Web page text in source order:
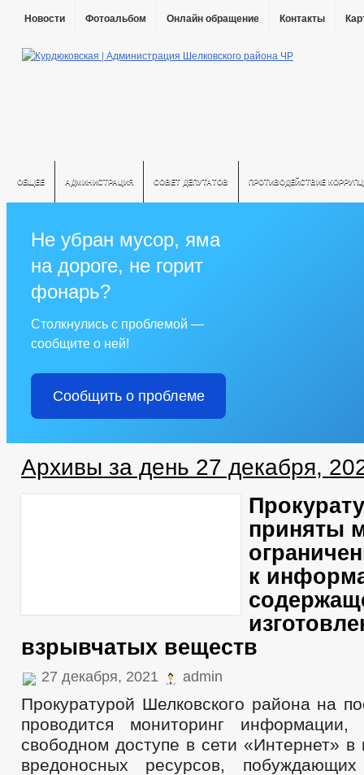
Новости Фотоальбом Онлайн обращение Контакты
ОБЩЕЕ АДМИНИСТРАЦИЯ СОВЕТ ДЕПУТАТОВ ПРОТИВОДЕЙСТВИЕ
Не убран мусор, яма
на дороге, не горит
фонарь?
Столкнулись с проблемой —
сообщите о ней!
Сообщить о проблеме
Архивы за день 27 декабря,
приняты
к
взрывчатых веществ
27 декабря, 2021 admin
Прокуратурой Шелковского района на
проводится мониторинг
свободном доступе в сети «Интернет» в
вредоносных ресурсов,